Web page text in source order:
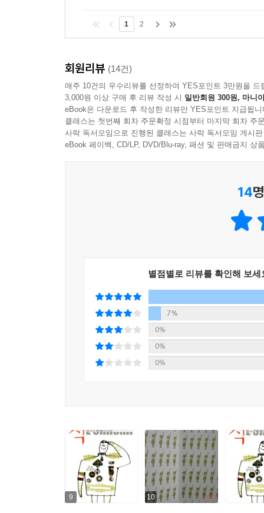
1 2
회원리뷰 (14건)
매주 10건의 우수리뷰를 선정하여 YES포인트 3만원을 드
3,000원 이상 구매 후 리뷰 작성 시 일반회원 300원, 마니
eBook은 다운로드 후 작성한 리뷰만 YES포인트 지급됩니
클래스는 첫번째 회차 주문확정 시점부터 마지막 회차 주
사락 독서모임으로 진행된 클래스는 사락 독서모임 게시
eBook 페이백, CD/LP, DVD/Blu-ray, 패션 및 판매금지 상
14
별점별로 리뷰를 확인해 보세
7%
0%
0%
0%
9 10